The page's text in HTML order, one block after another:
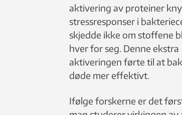
aktivering av proteiner
stressresponser i
skjedde ikke om stoffene
hver for seg. Denne ekstra
aktiveringen førte til at
døde mer effektivt.
Ifølge forskerne er det